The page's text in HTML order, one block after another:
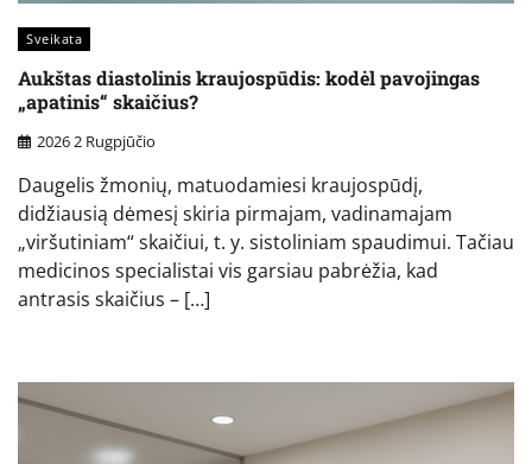
Sveikata
Aukštas diastolinis kraujospūdis: kodėl pavojingas
„apatinis“ skaičius?
2026 2 Rugpjūčio
Daugelis žmonių, matuodamiesi kraujospūdį,
didžiausią dėmesį skiria pirmajam, vadinamajam
„viršutiniam“ skaičiui, t. y. sistoliniam spaudimui. Tačiau
medicinos specialistai vis garsiau pabrėžia, kad
antrasis skaičius – […]